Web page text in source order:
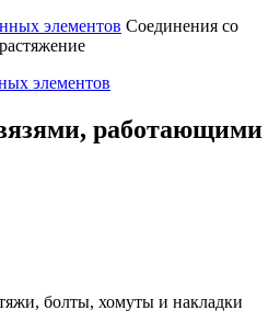
элементов Соединения со
элементов
работающими
болты, хомуты и накладки